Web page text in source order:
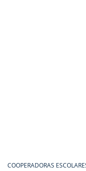
COOPERADORAS